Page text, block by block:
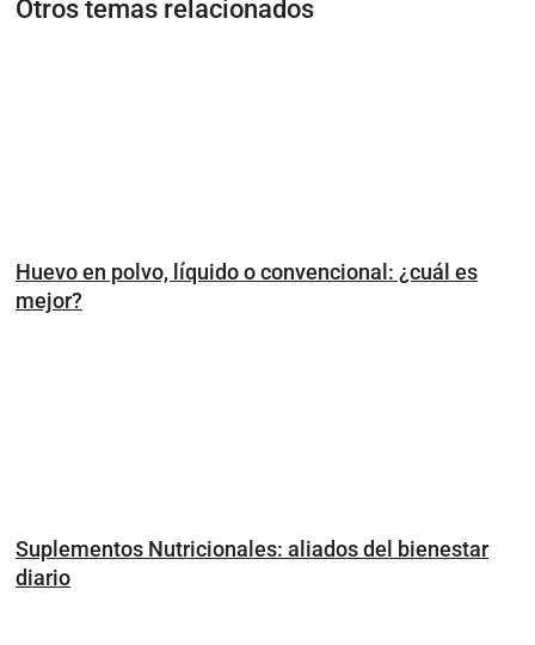
Otros temas relacionados
Huevo en polvo, líquido o convencional: ¿cuál es
mejor?
Suplementos Nutricionales: aliados del bienestar
diario